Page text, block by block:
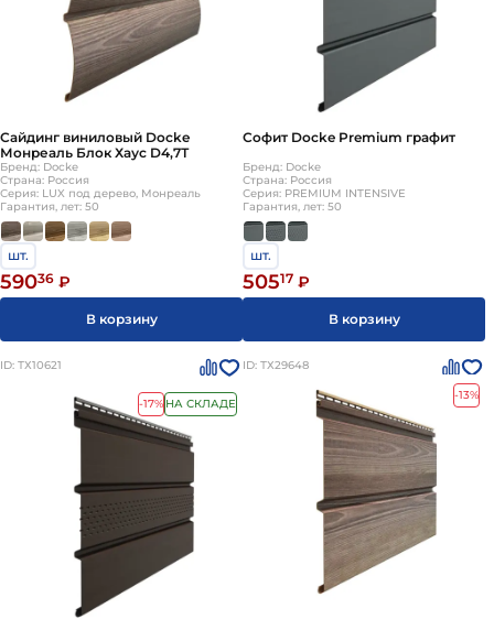
Сайдинг виниловый Docke
Монреаль Блок Хаус D4,7Т
Бренд: Docke
Страна: Россия
Серия: LUX под дерево, Монреаль
Гарантия, лет: 50
шт.
59036 ₽
В корзину
Софит Docke Premium графит
Бренд: Docke
Страна: Россия
Серия: PREMIUM INTENSIVE
Гарантия, лет: 50
шт.
50517 ₽
В корзину
ID: ТХ10621
-17% НА СКЛАДЕ
ID: ТХ29648
-13%